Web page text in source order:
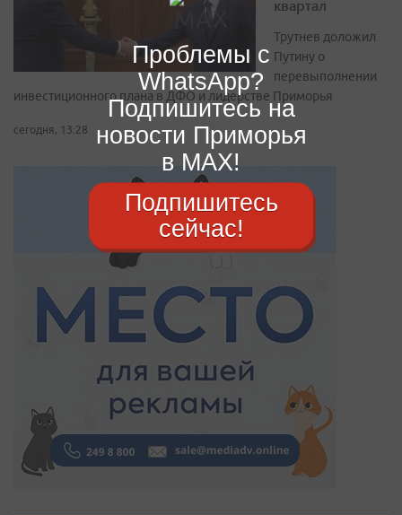
квартал
Трутнев доложил
Путину о
перевыполнении
инвестиционного плана в ДФО и лидерстве Приморья
сегодня, 13:28
Проблемы с
WhatsApp?
Подпишитесь на
новости Приморья
в MAX!
Подпишитесь
сейчас!